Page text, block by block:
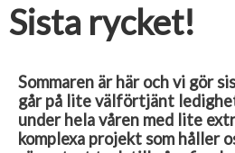
Sista rycket!
Sommaren är här och vi gör
går på lite välförtjänt
under hela våren med lite
komplexa projekt som håller